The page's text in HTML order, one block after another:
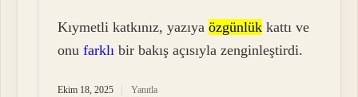
Kıymetli katkınız, yazıyaözgünlük kattı ve
onufarklı bir bakış açısıyla zenginleştirdi.
Ekim 18, 2025 Yanıtla